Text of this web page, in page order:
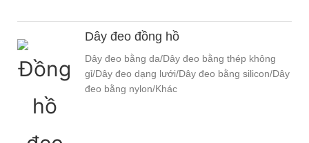
Dây đeo đồng hồ
Dây đeo bằng da/Dây đeo bằng thép không
gỉ/Dây đeo dạng lưới/Dây đeo bằng silicon/Dây
đeo bằng nylon/Khác